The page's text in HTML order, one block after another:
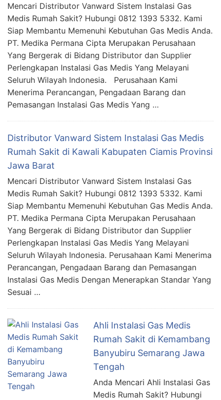
Mencari Distributor Vanward Sistem Instalasi Gas
Medis Rumah Sakit? Hubungi 0812 1393 5332. Kami
Siap Membantu Memenuhi Kebutuhan Gas Medis Anda.
PT. Medika Permana Cipta Merupakan Perusahaan
Yang Bergerak di Bidang Distributor dan Supplier
Perlengkapan Instalasi Gas Medis Yang Melayani
Seluruh Wilayah Indonesia. Perusahaan Kami
Menerima Perancangan, Pengadaan Barang dan
Pemasangan Instalasi Gas Medis Yang …
Distributor Vanward Sistem Instalasi Gas Medis
Rumah Sakit di Kawali Kabupaten Ciamis Provinsi
Jawa Barat
Mencari Distributor Vanward Sistem Instalasi Gas
Medis Rumah Sakit? Hubungi 0812 1393 5332. Kami
Siap Membantu Memenuhi Kebutuhan Gas Medis Anda.
PT. Medika Permana Cipta Merupakan Perusahaan
Yang Bergerak di Bidang Distributor dan Supplier
Perlengkapan Instalasi Gas Medis Yang Melayani
Seluruh Wilayah Indonesia. Perusahaan Kami Menerima
Perancangan, Pengadaan Barang dan Pemasangan
Instalasi Gas Medis Dengan Menerapkan Standar Yang
Sesuai …
Ahli Instalasi Gas Medis
Rumah Sakit di Kemambang
Banyubiru Semarang Jawa
Tengah
Anda Mencari Ahli Instalasi Gas
Medis Rumah Sakit? Hubungi